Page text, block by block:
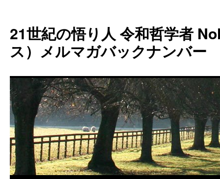
テ
ン
ツ
へ
キ
ッ
プ
21世紀の悟り人 令和哲学者
ス）メルマガバックナンバー